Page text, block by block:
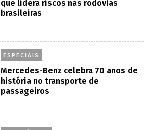
que lidera riscos nas rodovias
brasileiras
ESPECIAIS
Mercedes-Benz celebra 70 anos de
história no transporte de
passageiros